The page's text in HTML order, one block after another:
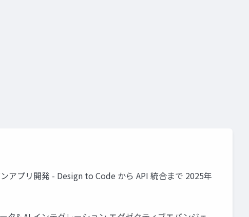
プリ開発 - Design to Code から API 統合まで 2025年